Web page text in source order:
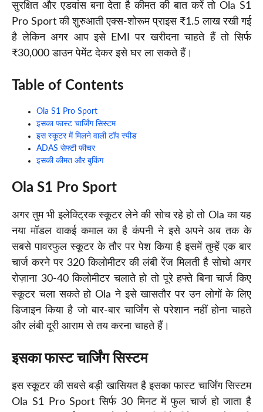
सुरक्षित और एडवांस बना देता है कीमत की बात करें तो Ola S1
Pro Sport की शुरुआती एक्स-शोरूम प्राइस ₹1.5 लाख रखी गई
है लेकिन अगर आप इसे EMI पर खरीदना चाहते हैं तो सिर्फ
₹30,000 डाउन पेमेंट देकर इसे घर ला सकते हैं।
Table of Contents
Ola S1 Pro Sport
इसका फास्ट चार्जिंग सिस्टम
इस स्कूटर में मिलने वाली टॉप स्पीड
ADAS सेफ्टी फीचर
इसकी कीमत और बुकिंग
Ola S1 Pro Sport
अगर तुम भी इलेक्ट्रिक स्कूटर लेने की सोच रहे हो तो Ola का यह
नया मॉडल वाकई कमाल का है कंपनी ने इसे अपने अब तक के
सबसे पावरफुल स्कूटर के तौर पर पेश किया है इसमें तुम्हें एक बार
चार्ज करने पर 320 किलोमीटर की लंबी रेंज मिलती है सोचो अगर
रोज़ाना 30-40 किलोमीटर चलाते हो तो पूरे हफ्ते बिना चार्ज किए
स्कूटर चला सकते हो Ola ने इसे खासतौर पर उन लोगों के लिए
डिजाइन किया है जो बार-बार चार्जिंग से परेशान नहीं होना चाहते
और लंबी दूरी आराम से तय करना चाहते हैं।
इसका फास्ट चार्जिंग सिस्टम
इस स्कूटर की सबसे बड़ी खासियत है इसका फास्ट चार्जिंग सिस्टम
Ola S1 Pro Sport सिर्फ 30 मिनट में फुल चार्ज हो जाता है